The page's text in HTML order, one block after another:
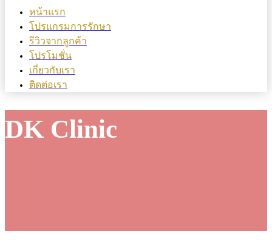
หน้าแรก
โปรแกรมการรักษา
รีวิวจากลูกค้า
โปรโมชั่น
เกี่ยวกับเรา
ติดต่อเรา
DK Clinic